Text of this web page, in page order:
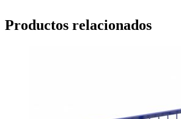
Productos relacionados